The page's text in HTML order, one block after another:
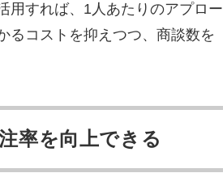
用すれば、1人あたりのアプロー
るコストを抑えつつ、商談数を
率を向上できる